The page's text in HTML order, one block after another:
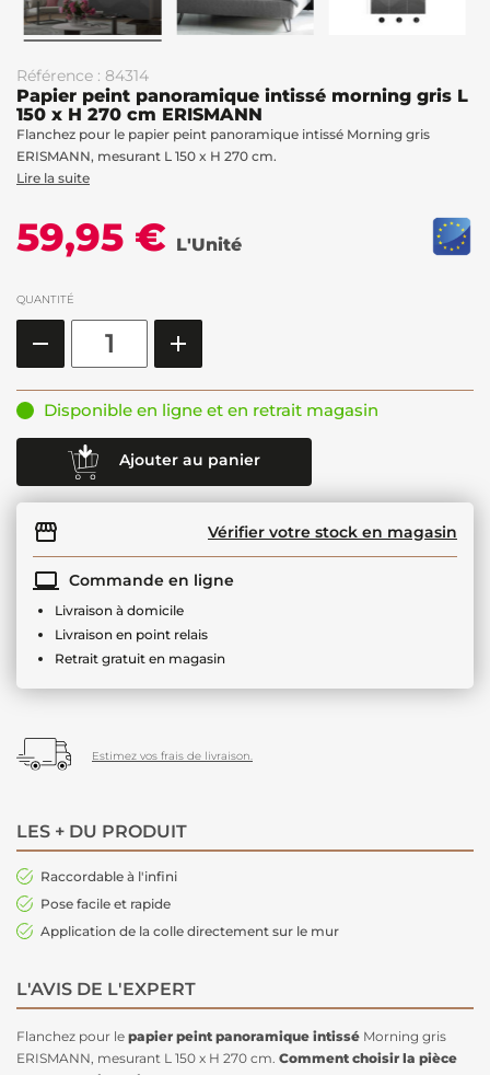
Référence : 84314
Papier peint panoramique intissé morning gris L
150 x H 270 cm ERISMANN
Flanchez pour le papier peint panoramique intissé Morning gris
ERISMANN, mesurant L 150 x H 270 cm.
Lire la suite
59,95 € L'Unité
QUANTITÉ
Disponible en ligne et en retrait magasin
Ajouter au panier
Vérifier votre stock en magasin
Commande en ligne
Livraison à domicile
Livraison en point relais
Retrait gratuit en magasin
Estimez vos frais de livraison.
LES + DU PRODUIT
Raccordable à l'infini
Pose facile et rapide
Application de la colle directement sur le mur
L'AVIS DE L'EXPERT
Flanchez pour le papier peint panoramique intissé Morning gris
ERISMANN, mesurant L 150 x H 270 cm. Comment choisir la pièce